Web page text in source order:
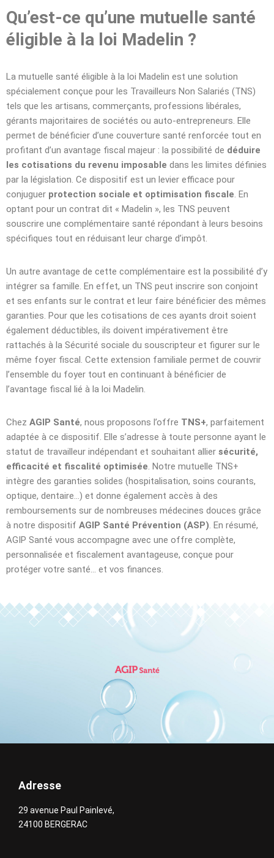
Qu’est-ce qu’une mutuelle santé
éligible à la loi Madelin ?
La mutuelle santé éligible à la loi Madelin est une solution
spécialement conçue pour les Travailleurs Non Salariés (TNS)
tels que les artisans, commerçants, professions libérales,
gérants majoritaires de sociétés ou auto-entrepreneurs. Elle
permet de bénéficier d’une couverture santé renforcée tout en
profitant d’un avantage fiscal majeur : la possibilité de déduire
les cotisations du revenu imposable dans les limites définies
par la législation. Ce dispositif est un levier efficace pour
conjuguer protection sociale et optimisation fiscale. En
optant pour un contrat dit « Madelin », les TNS peuvent
souscrire une complémentaire santé répondant à leurs besoins
spécifiques tout en réduisant leur charge d’impôt.
Un autre avantage de cette complémentaire est la possibilité d’y
intégrer sa famille. En effet, un TNS peut inscrire son conjoint
et ses enfants sur le contrat et leur faire bénéficier des mêmes
garanties. Pour que les cotisations de ces ayants droit soient
également déductibles, ils doivent impérativement être
rattachés à la Sécurité sociale du souscripteur et figurer sur le
même foyer fiscal. Cette extension familiale permet de couvrir
l’ensemble du foyer tout en continuant à bénéficier de
l’avantage fiscal lié à la loi Madelin.
Chez AGIP Santé, nous proposons l’offre TNS+, parfaitement
adaptée à ce dispositif. Elle s’adresse à toute personne ayant le
statut de travailleur indépendant et souhaitant allier sécurité,
efficacité et fiscalité optimisée. Notre mutuelle TNS+
intègre des garanties solides (hospitalisation, soins courants,
optique, dentaire…) et donne également accès à des
remboursements sur de nombreuses médecines douces grâce
à notre dispositif AGIP Santé Prévention (ASP). En résumé,
AGIP Santé vous accompagne avec une offre complète,
personnalisée et fiscalement avantageuse, conçue pour
protéger votre santé… et vos finances.
Adresse
29 avenue Paul Painlevé,
24100 BERGERAC